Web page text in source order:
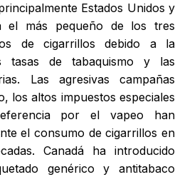
Estados Unidos y
el más pequeño de los tres
de cigarrillos debido a la
tasas de tabaquismo y las
Las agresivas campañas
los altos impuestos especiales
por el vapeo han
el consumo de cigarrillos en
Canadá ha introducido
genérico y antitabaco